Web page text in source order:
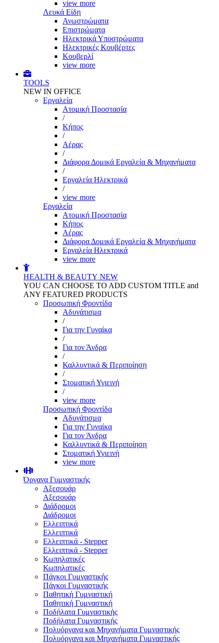
view more
Λευκά Είδη
Ανωστρώματα
Επιστρώματα
Ηλεκτρικά Υποστρώματα
Ηλεκτρικές Κουβέρτες
Κουβερλί
view more
TOOLS
NEW IN OFFICE
Εργαλεία
Aτομική Προστασία
/
Kήπος
/
Αέρας
/
Διάφορα Δομικά Εργαλεία & Μηχανήματα
/
Εργαλεία Ηλεκτρικά
/
view more
Εργαλεία
Aτομική Προστασία
Kήπος
Αέρας
Διάφορα Δομικά Εργαλεία & Μηχανήματα
Εργαλεία Ηλεκτρικά
view more
HEALTH & BEAUTY NEW
YOU CAN CHOOSE TO ADD CUSTOM TITLE and
ANY FEATURED PRODUCTS
Προσωπική Φροντίδα
Αδυνάτισμα
/
Για την Γυναίκα
/
Για τον Άνδρα
/
Καλλυντικά & Περιποίηση
/
Στοματική Υγιεινή
/
view more
Προσωπική Φροντίδα
Αδυνάτισμα
Για την Γυναίκα
Για τον Άνδρα
Καλλυντικά & Περιποίηση
Στοματική Υγιεινή
view more
Όργανα Γυμναστικής
Αξεσουάρ
Αξεσουάρ
Διάδρομοι
Διάδρομοι
Ελλειπτικά
Ελλειπτικά
Ελλειπτικά - Stepper
Ελλειπτικά - Stepper
Κωπηλατικές
Κωπηλατικές
Πάγκοι Γυμναστικής
Πάγκοι Γυμναστικής
Παθητική Γυμναστική
Παθητική Γυμναστική
Ποδήλατα Γυμναστικής
Ποδήλατα Γυμναστικής
Πολυόργανα και Μηχανήματα Γυμναστικής
Πολυόργανα και Μηχανήματα Γυμναστικής